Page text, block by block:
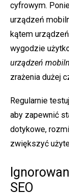
cyfrowym.
urządzeń
kątem
wygodzie
urządzeń
zrażenia dużej
Regularnie
aby zapewnić
dotykowe,
zwiększyć
SEO